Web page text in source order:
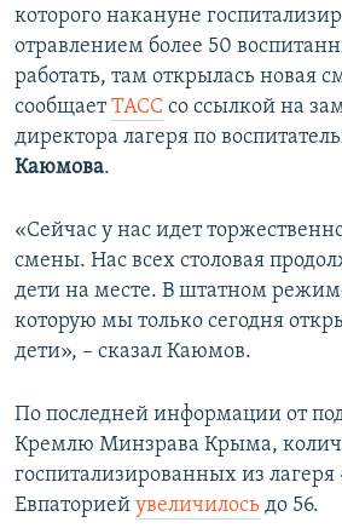
которого накануне
отравлением более 50
работать, там открылась новая
сообщаетТАСС со ссылкой на
директора лагеря по
Каюмова.
«Сейчас у нас идет
смены. Нас всех столовая
дети на месте. В штатном
которую мы только сегодня
дети», – сказал Каюмов.
По последней информации от
Кремлю Минзрава Крыма,
госпитализированных из
Евпаторией увеличилось до 56.